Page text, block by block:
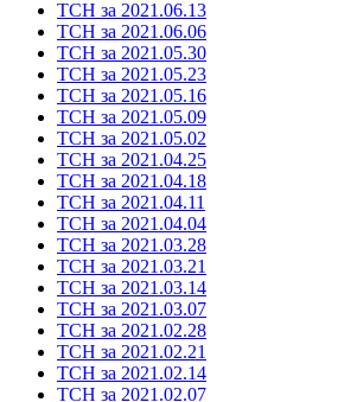
ТСН за 2021.06.13
ТСН за 2021.06.06
ТСН за 2021.05.30
ТСН за 2021.05.23
ТСН за 2021.05.16
ТСН за 2021.05.09
ТСН за 2021.05.02
ТСН за 2021.04.25
ТСН за 2021.04.18
ТСН за 2021.04.11
ТСН за 2021.04.04
ТСН за 2021.03.28
ТСН за 2021.03.21
ТСН за 2021.03.14
ТСН за 2021.03.07
ТСН за 2021.02.28
ТСН за 2021.02.21
ТСН за 2021.02.14
ТСН за 2021.02.07